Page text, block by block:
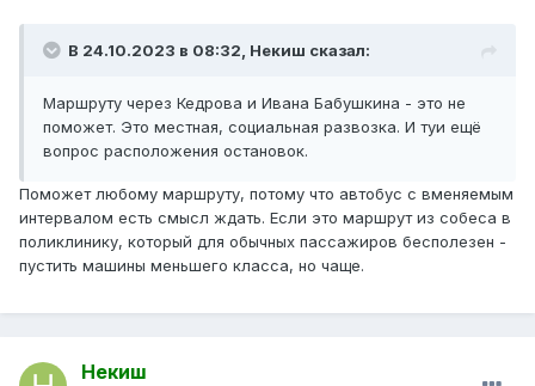
В 24.10.2023 в 08:32, Некиш сказал:
Маршруту через Кедрова и Ивана Бабушкина - это не
поможет. Это местная, социальная развозка. И туи ещё
вопрос расположения остановок.
Поможет любому маршруту, потому что автобус с вменяемым
интервалом есть смысл ждать. Если это маршрут из собеса в
поликлинику, который для обычных пассажиров бесполезен -
пустить машины меньшего класса, но чаще.
Некиш